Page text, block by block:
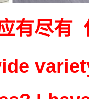
有尽有